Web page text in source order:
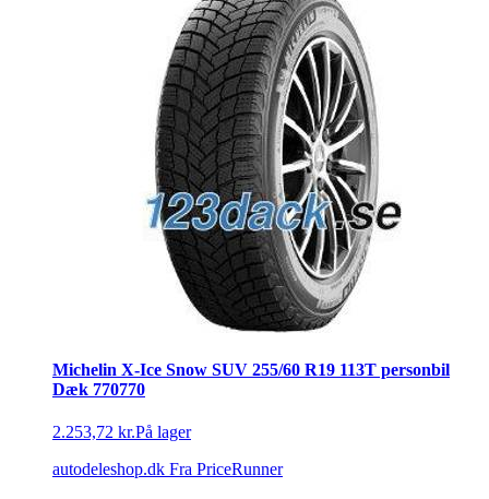
Michelin X-Ice Snow SUV 255/60 R19 113T personbil
Dæk 770770
2.253,72 kr.På lager
autodeleshop.dk Fra PriceRunner